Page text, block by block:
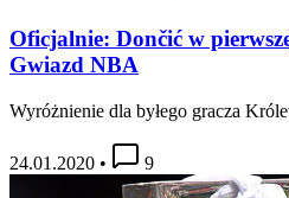
Oficjalnie: Dončić w
Gwiazd NBA
Wyróżnienie dla byłego gracza
24.01.2020 • 9